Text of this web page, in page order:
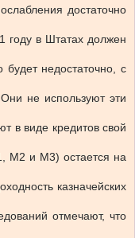
достаточно
году в Штатах должен
недостаточно, с
не используют эти
в виде кредитов свой
М2 и М3) остается на
казначейских
отмечают, что